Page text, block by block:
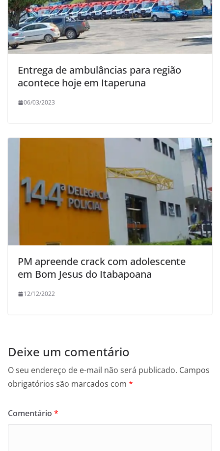
Entrega de ambulâncias para região
acontece hoje em Itaperuna
06/03/2023
PM apreende crack com adolescente
em Bom Jesus do Itabapoana
12/12/2022
Deixe um comentário
O seu endereço de e-mail não será publicado. Campos
obrigatórios são marcados com *
Comentário *